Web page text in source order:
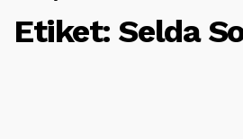
Etiket: Selda